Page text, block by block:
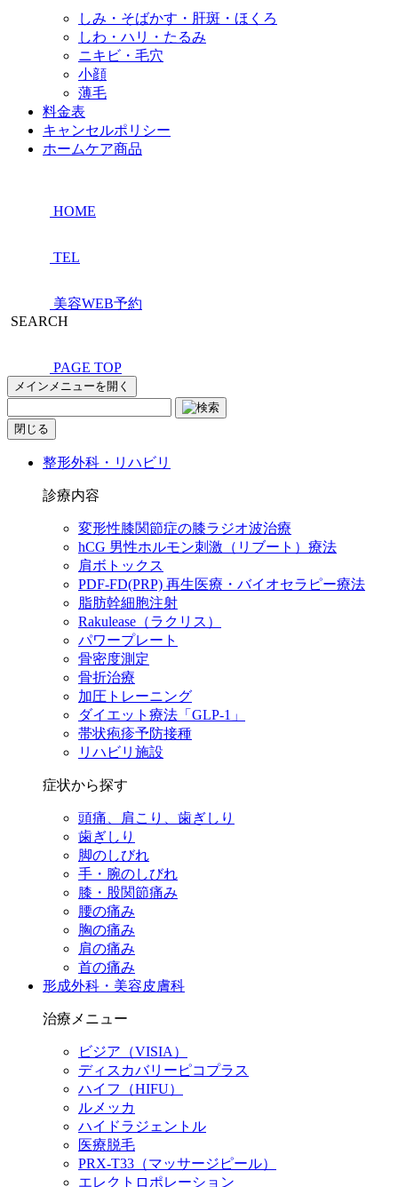
しみ・そばかす・肝斑・ほくろ
しわ・ハリ・たるみ
ニキビ・毛穴
小顔
薄毛
料金表
キャンセルポリシー
ホームケア商品
HOME
TEL
美容WEB予約
SEARCH
PAGE TOP
メインメニューを開く
閉じる
整形外科・リハビリ
診療内容
変形性膝関節症の膝ラジオ波治療
hCG 男性ホルモン刺激（リブート）療法
肩ボトックス
PDF-FD(PRP) 再生医療・バイオセラピー療法
脂肪幹細胞注射
Rakulease（ラクリス）
パワープレート
骨密度測定
骨折治療
加圧トレーニング
ダイエット療法「GLP-1」
帯状疱疹予防接種
リハビリ施設
症状から探す
頭痛、肩こり、歯ぎしり
歯ぎしり
脚のしびれ
手・腕のしびれ
膝・股関節痛み
腰の痛み
胸の痛み
肩の痛み
首の痛み
形成外科・美容皮膚科
治療メニュー
ビジア（VISIA）
ディスカバリーピコプラス
ハイフ（HIFU）
ルメッカ
ハイドラジェントル
医療脱毛
PRX-T33（マッサージピール）
エレクトロポレーション